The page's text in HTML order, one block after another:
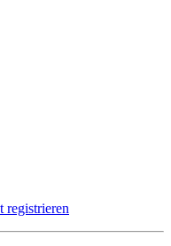
registrieren